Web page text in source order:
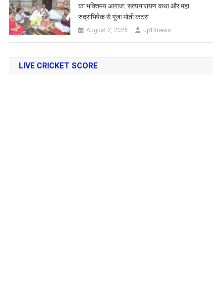
का भक्तिमय आगाज: सत्यनारायण कथा और महा
रुद्राभिषेक से गूंजा मोती कटरा
August 2, 2026 up18news
LIVE CRICKET SCORE